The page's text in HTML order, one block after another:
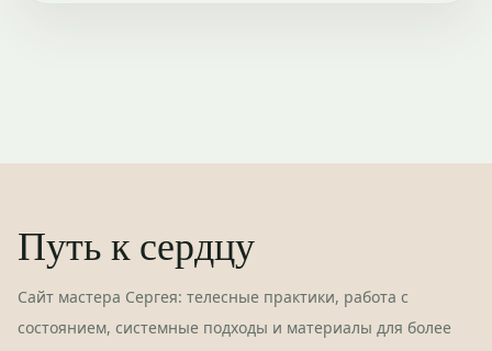
Путь к сердцу
Сайт мастера Сергея: телесные практики, работа с
состоянием, системные подходы и материалы для более